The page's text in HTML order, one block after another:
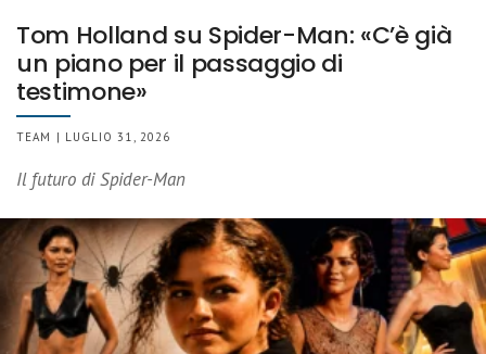
Tom Holland su Spider-Man: «C’è già
un piano per il passaggio di
testimone»
TEAM | LUGLIO 31, 2026
Il futuro di Spider-Man